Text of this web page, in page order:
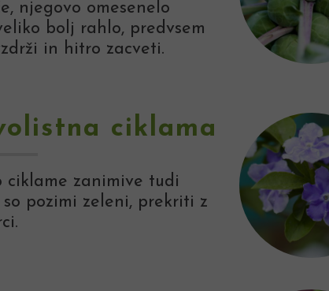
njegovo omesenelo
bolj rahlo, predvsem
in hitro zacveti.
ciklama
ciklame zanimive tudi
pozimi zeleni, prekriti z